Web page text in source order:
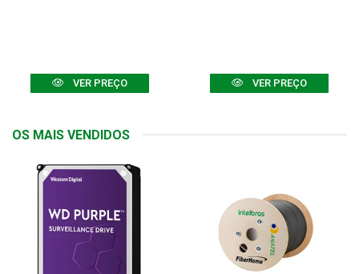
VER PREÇO VER PREÇO
OS MAIS VENDIDOS